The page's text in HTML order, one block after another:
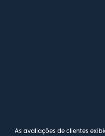
As avaliações de clientes